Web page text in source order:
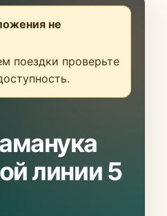
не
поездки проверьте
линии 5